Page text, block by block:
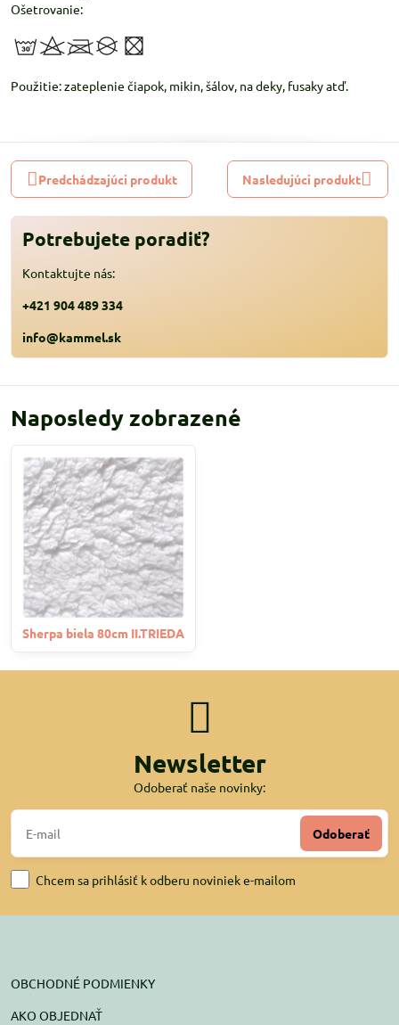
Ošetrovanie:
Použitie: zateplenie čiapok, mikin, šálov, na deky, fusaky atď.
Predchádzajúci produkt Nasledujúci produkt
Potrebujete poradiť?
Kontaktujte nás:
+421 904 489 334
info@kammel.sk
Naposledy zobrazené
Sherpa biela 80cm II.TRIEDA
Newsletter
Odoberať naše novinky:
Odoberať
Chcem sa prihlásiť k odberu noviniek e-mailom
OBCHODNÉ PODMIENKY
AKO OBJEDNAŤ